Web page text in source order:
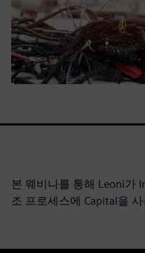
본 웨비나를 통해 Leoni가
조 프로세스에 Capital을